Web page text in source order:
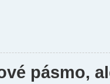
pásmo,